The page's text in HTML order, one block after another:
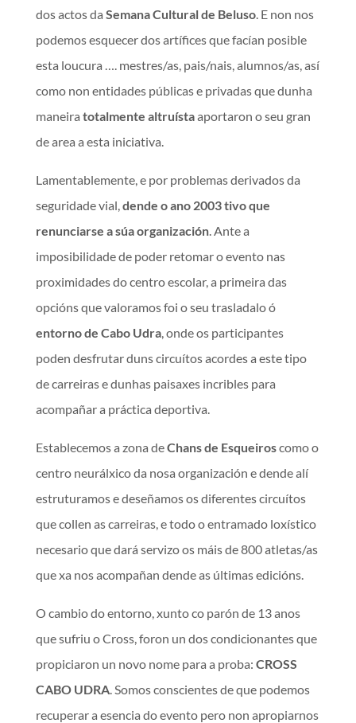
dos actos da Semana Cultural de Beluso. E non nos
podemos esquecer dos artífices que facían posible
esta loucura …. mestres/as, pais/nais, alumnos/as, así
como non entidades públicas e privadas que dunha
maneira totalmente altruístaaportaron o seu gran
de area a esta iniciativa.
Lamentablemente, e por problemas derivados da
seguridade vial,dende o ano 2003 tivo que
renunciarse a súa organización. Ante a
imposibilidade de poder retomar o evento nas
proximidades do centro escolar, a primeira das
opcións que valoramos foi o seu trasladalo ó
entorno de Cabo Udra, onde os participantes
poden desfrutar duns circuítos acordes a este tipo
de carreiras e dunhas paisaxes incribles para
acompañar a práctica deportiva.
Establecemos a zona deChans de Esqueiroscomo o
centro neurálxico da nosa organización e dende alí
estruturamos e deseñamos os diferentes circuítos
que collen as carreiras, e todo o entramado loxístico
necesario que dará servizo os máis de 800 atletas/as
que xa nos acompañan dende as últimas edicións.
O cambio do entorno, xunto co parón de 13 anos
que sufriu o Cross, foron un dos condicionantes que
propiciaron un novo nome para a proba: CROSS
CABO UDRA. Somos conscientes de que podemos
recuperar a esencia do evento pero non apropiarnos